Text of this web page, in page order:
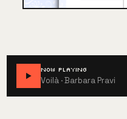
NOW PLAYING
Voilà · Barbara Pravi